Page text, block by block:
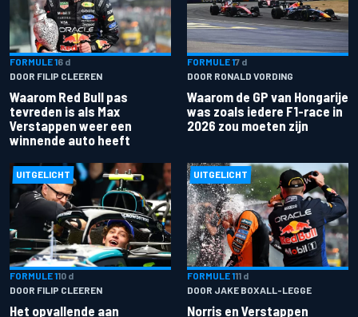
FORMULE 16 d
DOOR FILIP CLEEREN
Waarom Red Bull pas
tevreden is als Max
Verstappen weer een
winnende auto heeft
FORMULE 17 d
DOOR RONALD VORDING
Waarom de GP van Hongarije
was zoals iedere F1-race in
2026 zou moeten zijn
UITGELICHT
FORMULE 110 d
DOOR FILIP CLEEREN
Het opvallende aan
UITGELICHT
FORMULE 111 d
DOOR JAKE BOXALL-LEGGE
Norris en Verstappen